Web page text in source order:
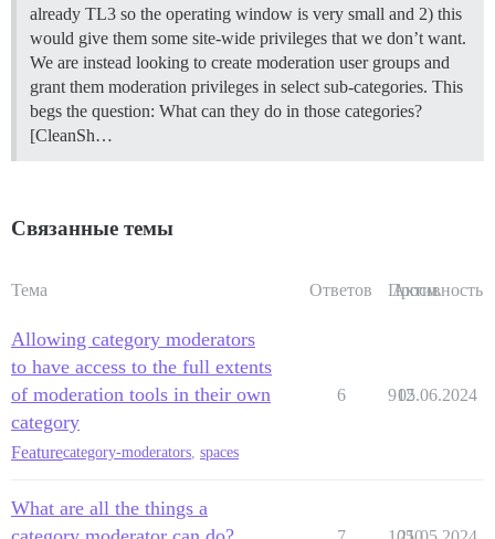
already TL3 so the operating window is very small and 2) this
would give them some site-wide privileges that we don’t want.
We are instead looking to create moderation user groups and
grant them moderation privileges in select sub-categories. This
begs the question: What can they do in those categories?
[CleanSh…
Связанные темы
Тема Ответов Просм.
Активность
Allowing category moderators
to have access to the full extents
of moderation tools in their own
category
Featurecategory-moderators, spaces
6 912
05.06.2024
What are all the things a